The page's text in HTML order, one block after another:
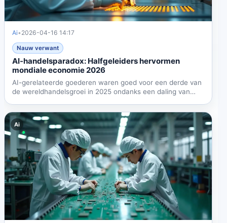
Ai• 2026-04-16 14:17
Nauw verwant
AI-handelsparadox: Halfgeleiders hervormen
mondiale economie 2026
AI-gerelateerde goederen waren goed voor een derde van
de wereldhandelsgroei in 2025 ondanks een daling van
Ai